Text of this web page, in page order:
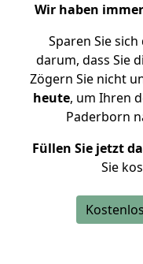
Wir haben
Sparen Sie
darum, dass Sie
Zögern Sie nicht
heute, um Ihren
Paderborn
Füllen Sie jetzt
Sie